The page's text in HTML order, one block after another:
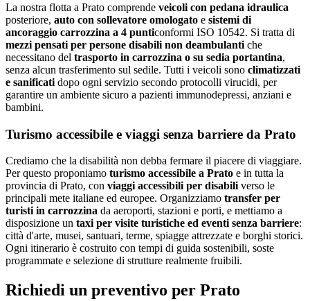
La nostra flotta a Prato comprende veicoli con pedana idraulica
posteriore, auto con sollevatore omologato e sistemi di
ancoraggio carrozzina a 4 punticonformi ISO 10542. Si tratta di
mezzi pensati per persone disabili non deambulanti che
necessitano del trasporto in carrozzina o su sedia portantina,
senza alcun trasferimento sul sedile. Tutti i veicoli sono climatizzati
e sanificati dopo ogni servizio secondo protocolli virucidi, per
garantire un ambiente sicuro a pazienti immunodepressi, anziani e
bambini.
Turismo accessibile e viaggi senza barriere da Prato
Crediamo che la disabilità non debba fermare il piacere di viaggiare.
Per questo proponiamo turismo accessibile a Prato e in tutta la
provincia di Prato, con viaggi accessibili per disabili verso le
principali mete italiane ed europee. Organizziamo transfer per
turisti in carrozzina da aeroporti, stazioni e porti, e mettiamo a
disposizione un taxi per visite turistiche ed eventi senza barriere:
città d'arte, musei, santuari, terme, spiagge attrezzate e borghi storici.
Ogni itinerario è costruito con tempi di guida sostenibili, soste
programmate e selezione di strutture realmente fruibili.
Richiedi un preventivo per Prato